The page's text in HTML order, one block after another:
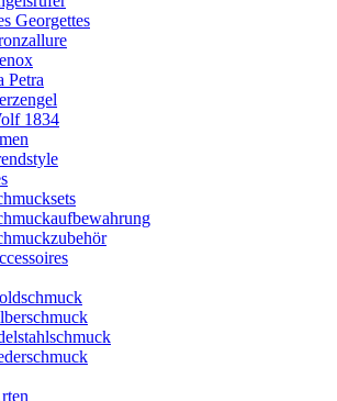
Georgettes
Petra
1834